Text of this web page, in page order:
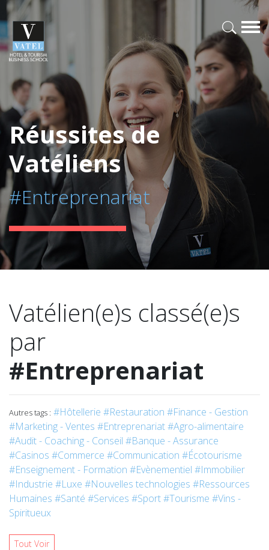
Réussites de
Vatéliens
#Entreprenariat
Vatélien(e)s classé(e)s
par
#Entreprenariat
Autres tags : #Hôtellerie #Restauration #Finance - Gestion
#Marketing - Ventes #Entreprenariat#Agro-alimentaire
#Audit - Coaching - Conseil #Banque - Assurance
#Casinos #Commerce #Communication #Écotourisme
#Enseignement - Formation #Evènementiel #Immobilier
#Industrie #Luxe #Nouvelles technologies #Ressources
Humaines #Santé #Services #Sport#Tourisme #Vins -
Spiritueux
Tout Voir